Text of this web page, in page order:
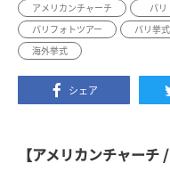
アメリカンチャーチ パリ
パリフォトツアー
パリ挙式
海外挙式
シェア
【アメリカンチャーチ